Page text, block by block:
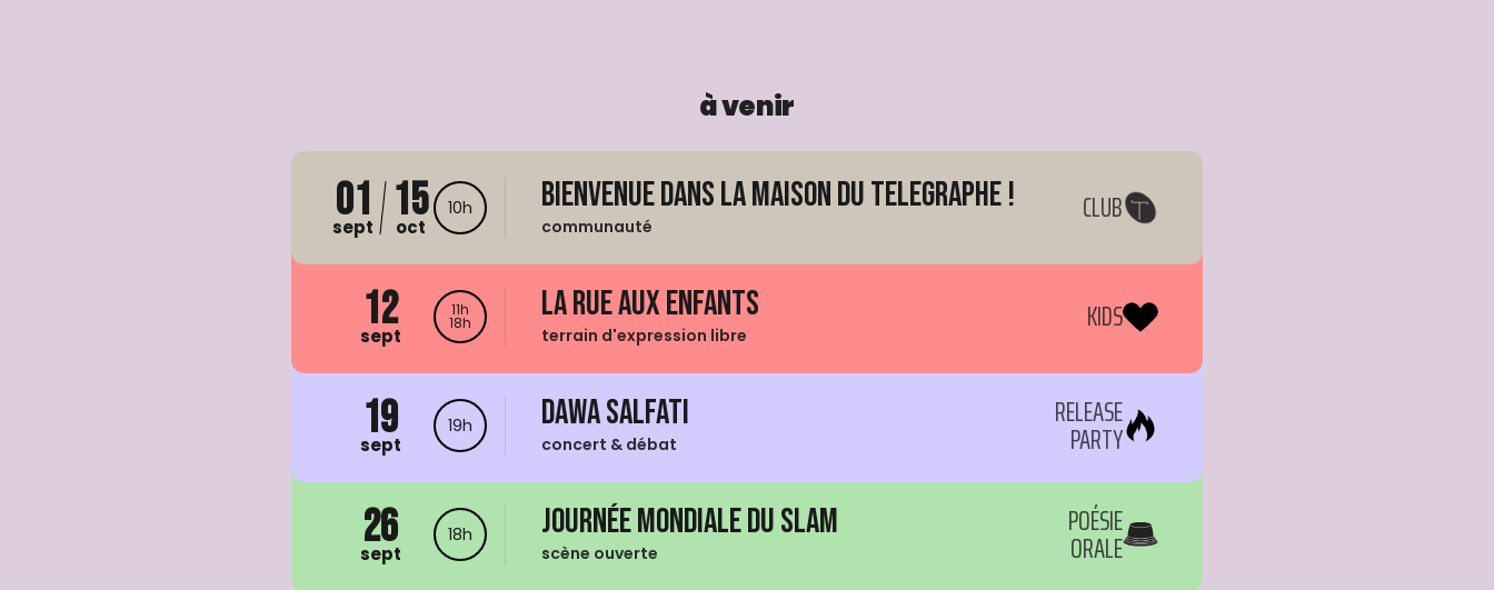
à venir
01
sept 15
oct
10h Bienvenue dans La Maison du Telegraphe !
communauté CLUB
12
sept
11h
18h La Rue aux enfants
terrain d'expression libre KIDS
19
sept
19h Dawa Salfati
concert & débat
RELEASE
PARTY
26
sept
18h Journée mondiale du Slam
scène ouverte
POÉSIE
ORALE